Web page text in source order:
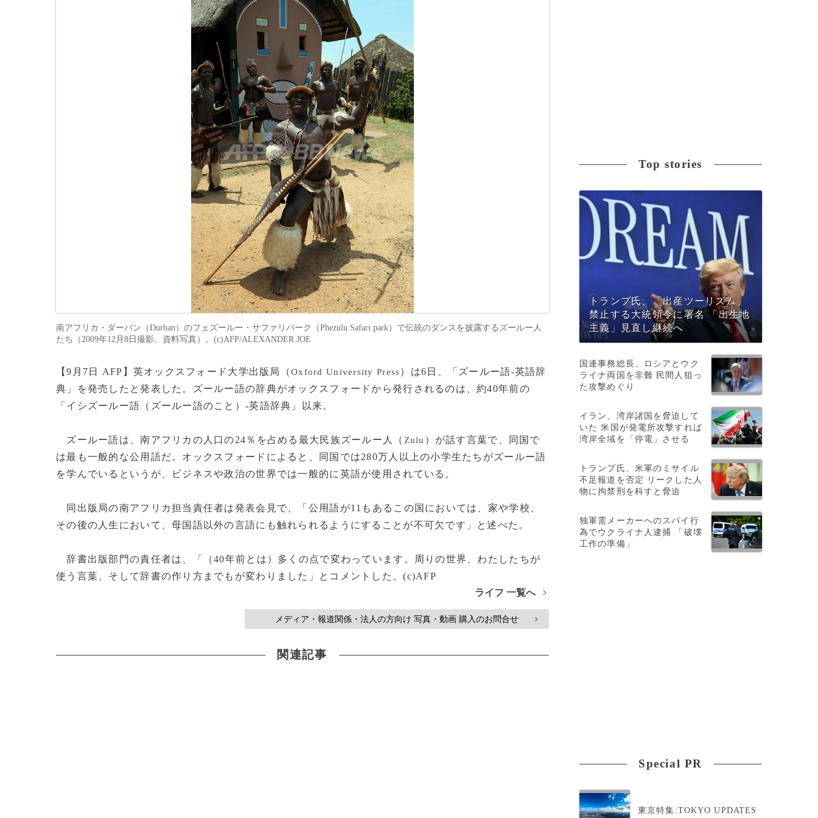
南アフリカ・ダーバン（Durban）のフェズールー・サファリパーク（Phezulu Safari park）で伝統のダンスを披露するズールー人
たち（2009年12月8日撮影、資料写真）。(c)AFP/ALEXANDER JOE
【9月7日 AFP】英オックスフォード大学出版局（Oxford University Press）は6日、「ズールー語-英語辞
典」を発売したと発表した。ズールー語の辞典がオックスフォードから発行されるのは、約40年前の
「イシズールー語（ズールー語のこと）-英語辞典」以来。
ズールー語は、南アフリカの人口の24％を占める最大民族ズールー人（ Zulu ）が話す言葉で、同国で
は最も一般的な公用語だ。オックスフォードによると、同国では280万人以上の小学生たちがズールー語
を学んでいるというが、ビジネスや政治の世界では一般的に英語が使用されている。
同出版局の南アフリカ担当責任者は発表会見で、「公用語が11もあるこの国においては、家や学校、
その後の人生において、母国語以外の言語にも触れられるようにすることが不可欠です」と述べた。
辞書出版部門の責任者は、「（40年前とは）多くの点で変わっています。周りの世界、わたしたちが
使う言葉、そして辞書の作り方までもが変わりました」とコメントした。(c)AFP
ライフ 一覧へ
>
メディア・報道関係・法人の方向け 写真・動画 購入のお問合せ >
関連記事
Top stories
トランプ氏、「出産ツーリズム」
禁止する大統領令に署名 「出生地
主義」見直し継続へ
国連事務総長、ロシアとウク
ライナ両国を非難 民間人狙っ
た攻撃めぐり
イラン、湾岸諸国を脅迫して
いた 米国が発電所攻撃すれば
湾岸全域を「停電」させる
トランプ氏、米軍のミサイル
不足報道を否定 リークした人
物に拘禁刑を科すと脅迫
独軍需メーカーへのスパイ行
為でウクライナ人逮捕 「破壊
工作の準備」
Special PR
東京特集:TOKYO UPDATES